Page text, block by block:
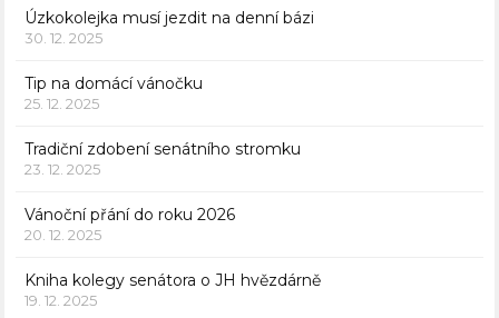
Úzkokolejka musí jezdit na denní bázi
30. 12. 2025
Tip na domácí vánočku
25. 12. 2025
Tradiční zdobení senátního stromku
23. 12. 2025
Vánoční přání do roku 2026
20. 12. 2025
Kniha kolegy senátora o JH hvězdárně
19. 12. 2025